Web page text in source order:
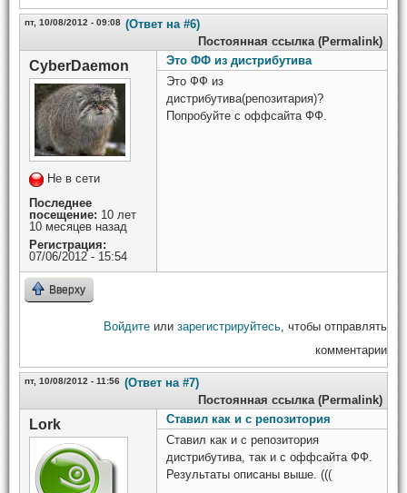
пт, 10/08/2012 - 09:08 (Ответ на #6)
Постоянная ссылка (Permalink)
CyberDaemon
Не в сети
Последнее
посещение: 10 лет
10 месяцев назад
Регистрация:
07/06/2012 - 15:54
Это ФФ из дистрибутива
Это ФФ из
дистрибутива(репозитария)?
Попробуйте с оффсайта ФФ.
Вверху
Войдите или зарегистрируйтесь , чтобы отправлять
комментарии
пт, 10/08/2012 - 11:56 (Ответ на #7)
Постоянная ссылка (Permalink)
Lork
Ставил как и с репозитория
Ставил как и с репозитория
дистрибутива, так и с оффсайта ФФ.
Результаты описаны выше. (((